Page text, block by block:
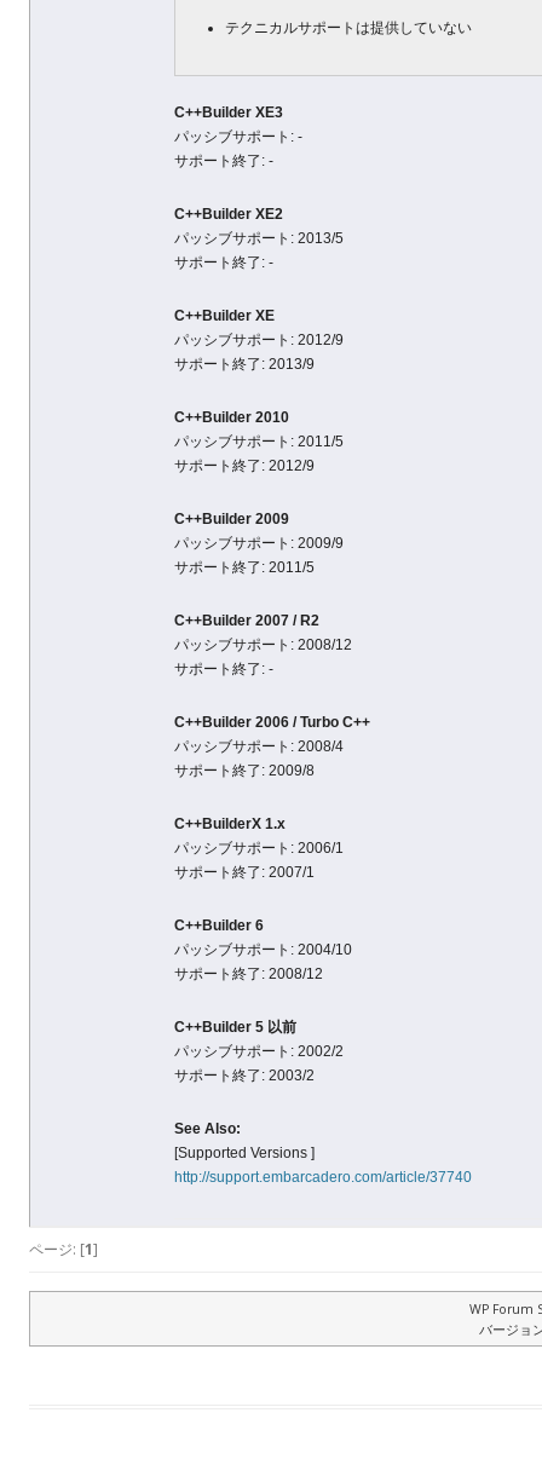
テクニカルサポートは提供していない
C++Builder XE3
パッシブサポート: -
サポート終了: -
C++Builder XE2
パッシブサポート: 2013/5
サポート終了: -
C++Builder XE
パッシブサポート: 2012/9
サポート終了: 2013/9
C++Builder 2010
パッシブサポート: 2011/5
サポート終了: 2012/9
C++Builder 2009
パッシブサポート: 2009/9
サポート終了: 2011/5
C++Builder 2007 / R2
パッシブサポート: 2008/12
サポート終了: -
C++Builder 2006 / Turbo C++
パッシブサポート: 2008/4
サポート終了: 2009/8
C++BuilderX 1.x
パッシブサポート: 2006/1
サポート終了: 2007/1
C++Builder 6
パッシブサポート: 2004/10
サポート終了: 2008/12
C++Builder 5 以前
パッシブサポート: 2002/2
サポート終了: 2003/2
See Also:
[Supported Versions ]
http://support.embarcadero.com/article/37740
ページ: [1]
WP Forum
バージョ